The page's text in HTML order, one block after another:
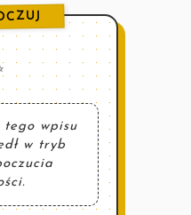
tego wpisu
w tryb